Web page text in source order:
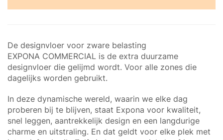
De designvloer voor zware belasting
EXPONA COMMERCIAL is de extra duurzame
designvloer die gelijmd wordt. Voor alle zones die
dagelijks worden gebruikt.
In deze dynamische wereld, waarin we elke dag
proberen bij te blijven, staat Expona voor kwaliteit,
snel leggen, aantrekkelijk design en een langdurige
charme en uitstraling. En dat geldt voor elke plek met